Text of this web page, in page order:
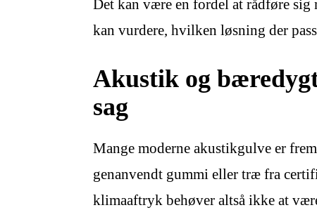
Det kan være en fordel at rådføre
kan vurdere, hvilken løsning der
Akustik og
sag
Mange moderne akustikgulve er
genanvendt gummi eller træ fra
klimaaftryk behøver altså ikke at